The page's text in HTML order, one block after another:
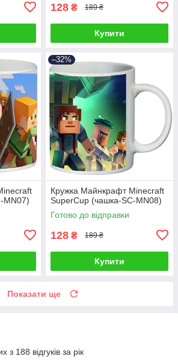
128 ₴ 189 ₴
Купити
MN07)
–32%
Кружка Майнкрафт Minecraft
SuperCup (чашка-SC-MN08)
Готово до відправки
128 ₴ 189 ₴
Купити
Показати ще
з 188 відгуків за рік